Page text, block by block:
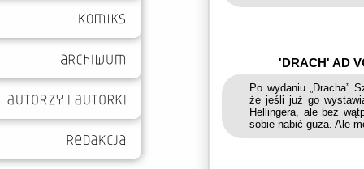
'DRACH' AD
Po wydaniu „Dracha”
że jeśli już go
Hellingera, ale bez
sobie nabić guza. Ale